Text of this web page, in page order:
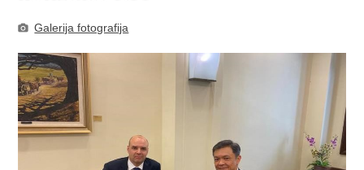
Galerija fotografija